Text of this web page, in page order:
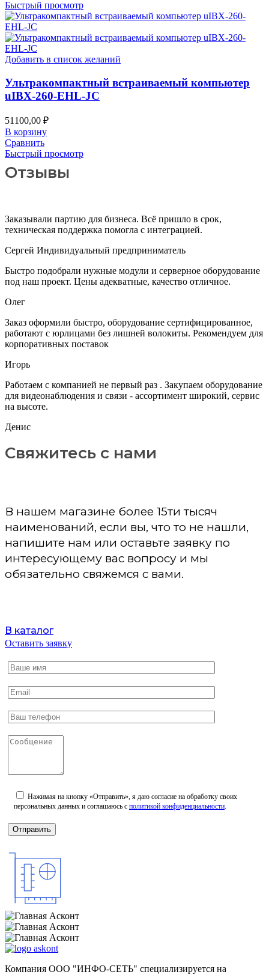
Быстрый просмотр
Добавить в список желаний
Ультракомпактный встраиваемый компьютер
uIBX-260-EHL-JC
51100,00 ₽
В корзину
Сравнить
Быстрый просмотр
Отзывы
Заказывали партию для бизнеса. Всё пришло в срок,
техническая поддержка помогла с интеграцией.
Сергей Индивидуальный предприниматель
Быстро подобрали нужные модули и серверное оборудование
под наш проект. Цены адекватные, качество отличное.
Олег
Заказ оформили быстро, оборудование сертифицированное,
работают с юрлицами без лишней волокиты. Рекомендуем для
корпоративных поставок
Игорь
Работаем с компанией не первый раз . Закупаем оборудование
для видеонаблюдения и связи - ассортимент широкий, сервис
на высоте.
Денис
Свяжитесь с нами
В нашем магазине более 15ти тысяч
наименований, если вы, что то не нашли,
напишите нам или оставьте заявку по
интересующему вас вопросу и мы
обязательно свяжемся с вами.
В каталог
Оставить заявку
Нажимая на кнопку «Отправить», я даю согласие на обработку своих
персональных данных и соглашаюсь с политикой конфиденциальности
Компания ООО "ИНФО-СЕТЬ" специализируется на